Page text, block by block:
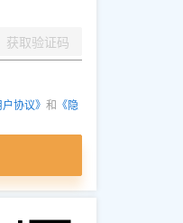
获取验证码
户协议》 和 《隐